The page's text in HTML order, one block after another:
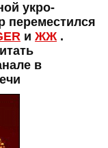
укро-
переместился
и ЖЖ.
в